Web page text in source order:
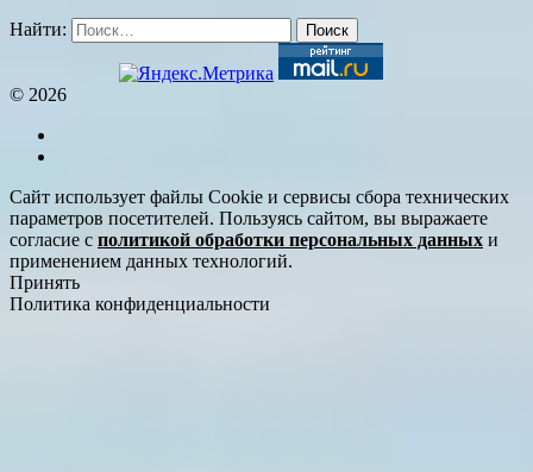
Найти:
© 2026
Сайт использует файлы Cookie и сервисы сбора технических
параметров посетителей. Пользуясь сайтом, вы выражаете
согласие с политикой обработки персональных данных и
применением данных технологий.
Принять
Политика конфиденциальности